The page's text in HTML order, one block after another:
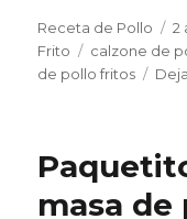
Autor
Receta de Pollo
el
2
Frito
Etiquetas
calzone de
de pollo fritos
masa de